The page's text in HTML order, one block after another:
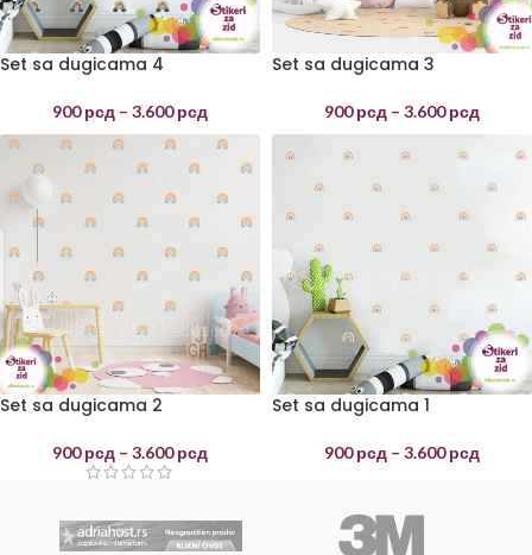
Set sa dugicama 4
900рсд – 3.600рсд
Set sa dugicama 3
900рсд – 3.600рсд
Set sa dugicama 2
900рсд – 3.600рсд
Set sa dugicama 1
900рсд – 3.600рсд